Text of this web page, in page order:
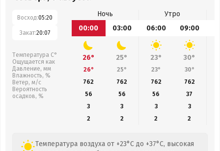
Восход:05:20
Закат:20:07
Температура С°
Ощущается как
Давление, мм
Влажность, %
Ветер, м/с
Вероятность
осадков, %
Ночь
Утро
00:00
03:00 06:00 09:00
26° 25° 23° 30°
26° 25° 23° 30°
762
762 762 762
56
56 56 37
3
3 3
3
2
2 2 2
Температура воздуха от +23°C до +37°C, высокая